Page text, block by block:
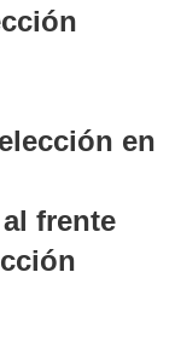
en
frente